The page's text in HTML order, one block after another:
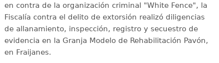
en contra de la organización criminal "White Fence", la
Fiscalía contra el delito de extorsión realizó diligencias
de allanamiento, inspección, registro y secuestro de
evidencia en la Granja Modelo de Rehabilitación Pavón,
en Fraijanes.